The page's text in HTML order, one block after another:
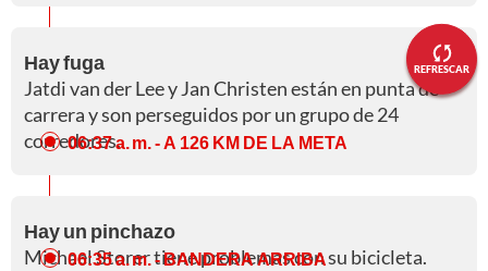
REFRESCAR
Hay fuga
Jatdi van der Lee y Jan Christen están en punta de
carrera y son perseguidos por un grupo de 24
corredores.
06:37 a. m.- A 126 KM DE LA META
Hay un pinchazo
Michael Storer tiene problemas con su bicicleta.
06:35 a. m.- BANDERA ARRIBA